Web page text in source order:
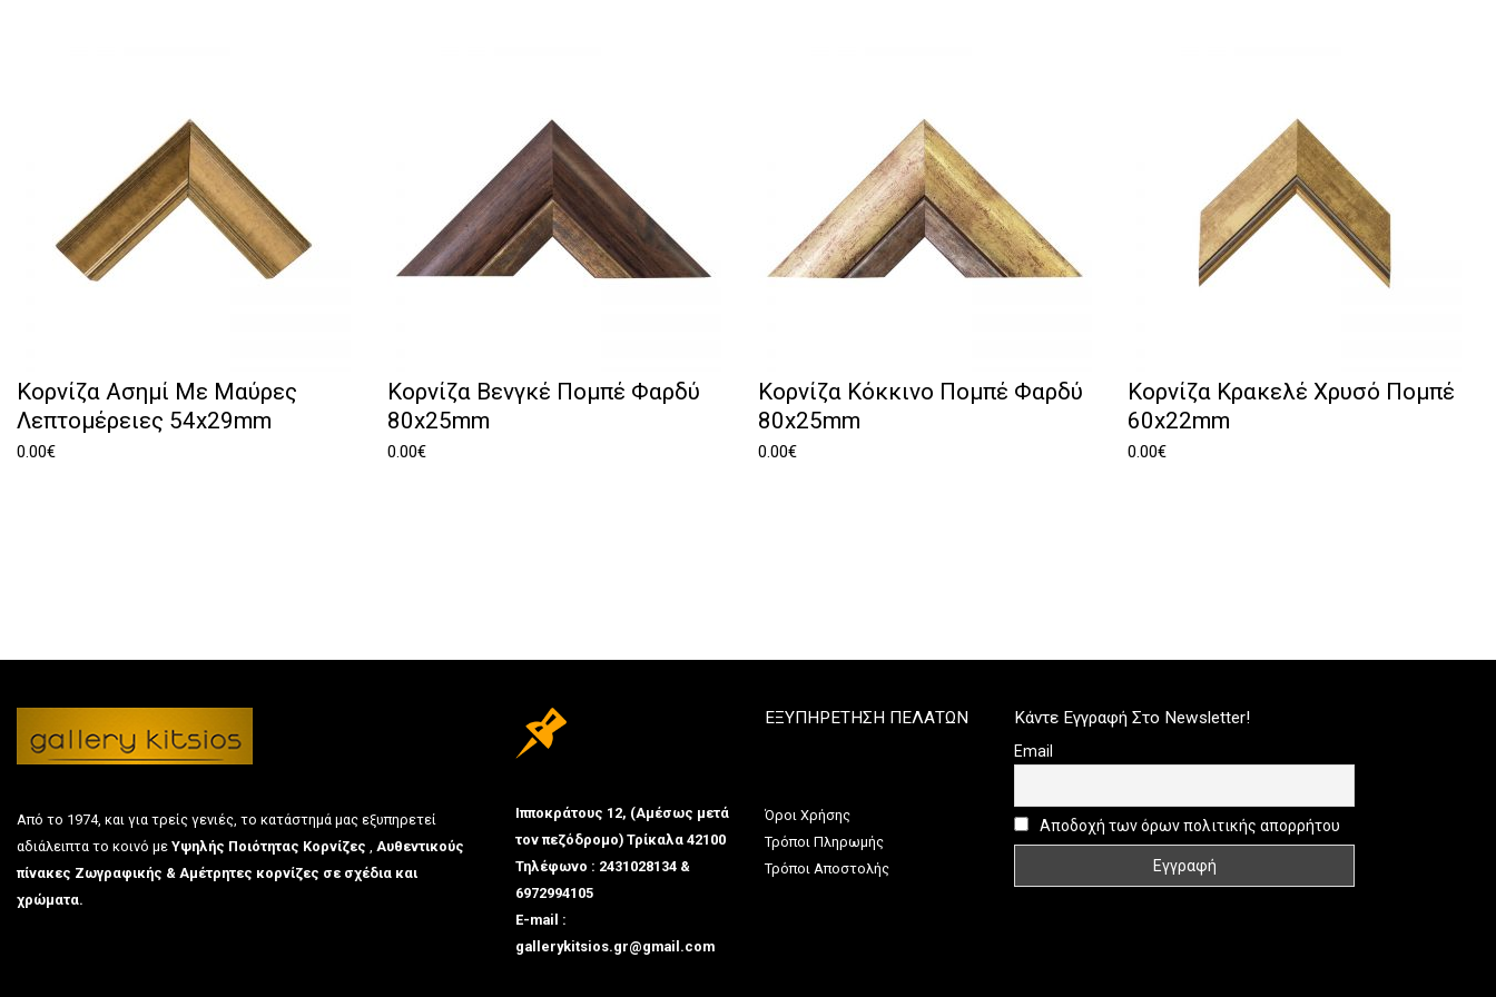
Κορνίζα Ασημί Με Μαύρες
Λεπτομέρειες 54x29mm
0.00€
Κορνίζα Βενγκέ Πομπέ Φαρδύ
80x25mm
0.00€
Κορνίζα Κόκκινο Πομπέ Φαρδύ
80x25mm
0.00€
Κορνίζα Κρακελέ Χρυσό Πομπέ
60x22mm
0.00€
Από το 1974, και για τρείς γενιές, το κατάστημά μας εξυπηρετεί
αδιάλειπτα το κοινό με Υψηλής Ποιότητας Κορνίζες
Αυθεντικούς
πίνακες Ζωγραφικής & Αμέτρητες κορνίζες σε σχέδια και
χρώματα.
Ιπποκράτους 12, (Αμέσως μετά
τον πεζόδρομο) Τρίκαλα 42100
Τηλέφωνο : 2431028134 &
6972994105
E-mail :
gallerykitsios.gr@gmail.com
ΕΞΥΠΗΡΕΤΗΣΗ ΠΕΛΑΤΩΝ
Όροι Χρήσης
Τρόποι Πληρωμής
Τρόποι Αποστολής
Κάντε Εγγραφή Στο Newsletter!
Email
Αποδοχή των όρων πολιτικής απορρήτου